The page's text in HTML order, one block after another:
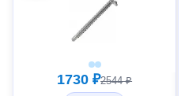
1730 ₽2544 ₽